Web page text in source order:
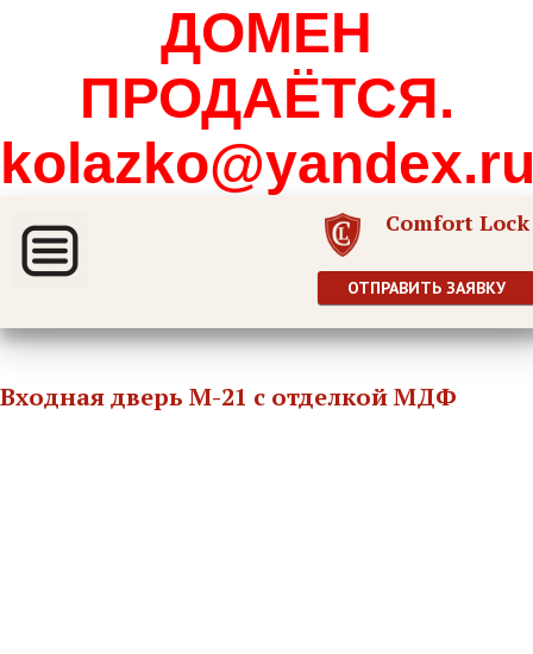
ДОМЕН
ПРОДАЁТСЯ.
Comfort Lock
ОТПРАВИТЬ ЗАЯВКУ
Входная дверь М-21 с отделкой МДФ